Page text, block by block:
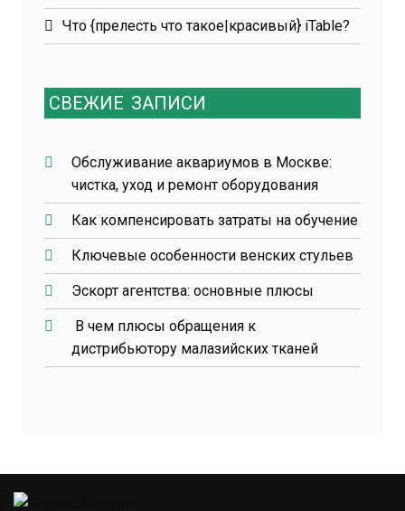
Что {прелесть что такое|красивый} iTable?
СВЕЖИЕ ЗАПИСИ
Обслуживание аквариумов в Москве:
чистка, уход и ремонт оборудования
Как компенсировать затраты на обучение
Ключевые особенности венских стульев
Эскорт агентства: основные плюсы
В чем плюсы обращения к
дистрибьютору малазийских тканей